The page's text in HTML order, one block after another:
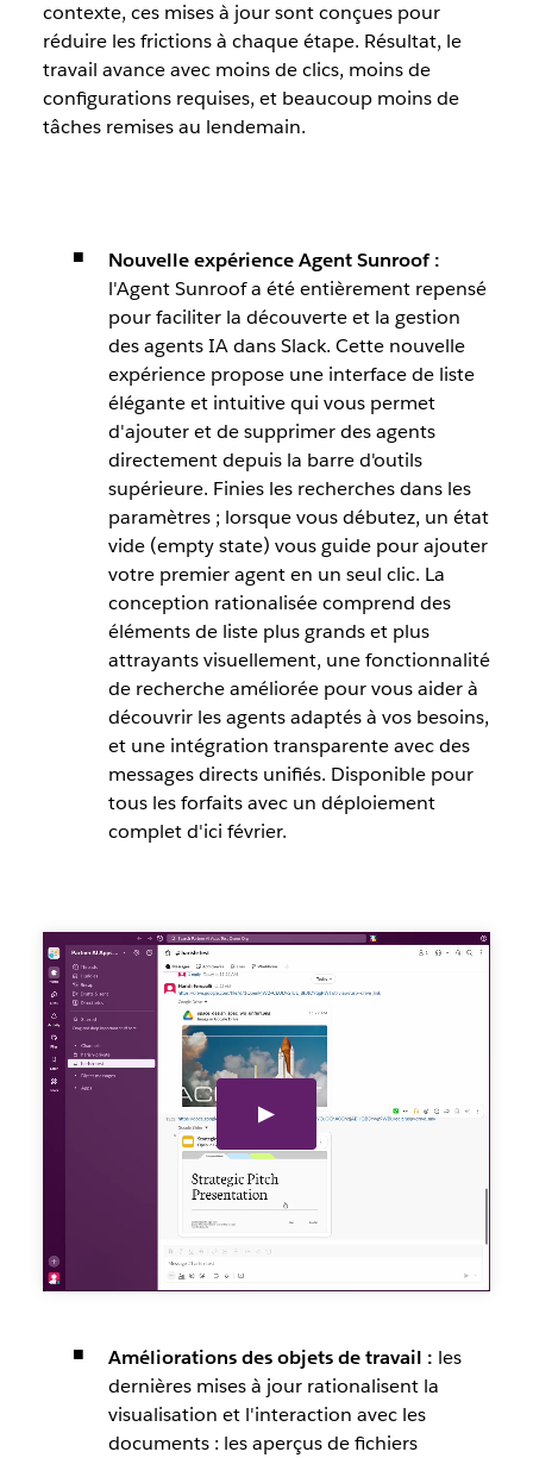
contexte, ces mises à jour sont conçues pour
réduire les frictions à chaque étape. Résultat, le
travail avance avec moins de clics, moins de
configurations requises, et beaucoup moins de
tâches remises au lendemain.
Nouvelle expérience Agent Sunroof :
l'Agent Sunroof a été entièrement repensé
pour faciliter la découverte et la gestion
des agents IA dans Slack. Cette nouvelle
expérience propose une interface de liste
élégante et intuitive qui vous permet
d'ajouter et de supprimer des agents
directement depuis la barre d'outils
supérieure. Finies les recherches dans les
paramètres ; lorsque vous débutez, un état
vide (empty state) vous guide pour ajouter
votre premier agent en un seul clic. La
conception rationalisée comprend des
éléments de liste plus grands et plus
attrayants visuellement, une fonctionnalité
de recherche améliorée pour vous aider à
découvrir les agents adaptés à vos besoins,
et une intégration transparente avec des
messages directs unifiés. Disponible pour
tous les forfaits avec un déploiement
complet d'ici février.
Améliorations des objets de travail : les
dernières mises à jour rationalisent la
visualisation et l'interaction avec les
documents : les aperçus de fichiers